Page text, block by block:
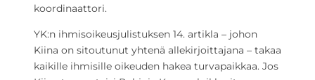
koordinaattori.
YK:n ihmisoikeusjulistuksen 14. artikla – johon
Kiina on sitoutunut yhtenä allekirjoittajana – takaa
kaikille ihmisille oikeuden hakea turvapaikkaa. Jos